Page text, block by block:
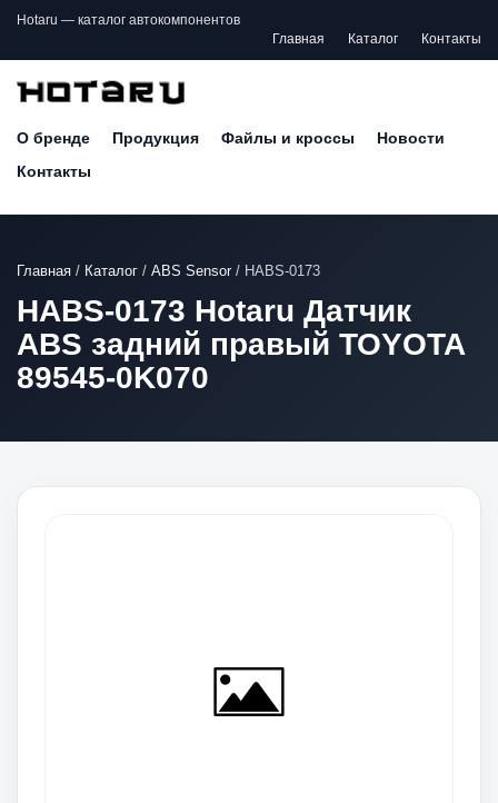
Hotaru — каталог автокомпонентов
Главная
Каталог Контакты
О бренде Продукция Файлы и кроссы
Новости
Контакты
Главная / Каталог / ABS Sensor/ HABS-0173
HABS-0173 Hotaru Датчик
ABS задний правый TOYOTA
89545-0K070